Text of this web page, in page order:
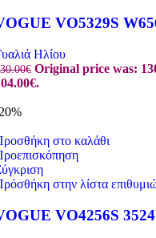
VO5329S
Ηλίου
€ Original price was:
στο καλάθι
στην λίστα
VO4256S